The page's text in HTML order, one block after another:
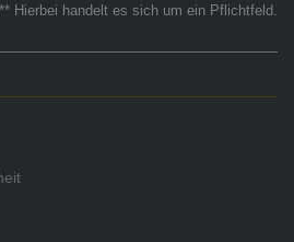
** Hierbei handelt es sich um ein Pflichtfeld.